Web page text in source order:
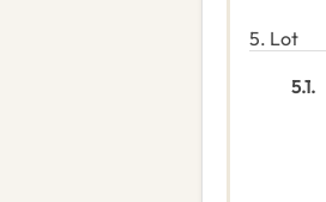
5. Lot
5.1.